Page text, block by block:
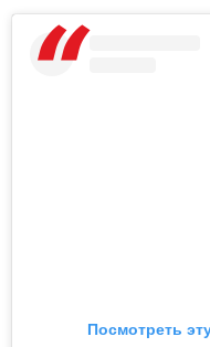
Посмотреть